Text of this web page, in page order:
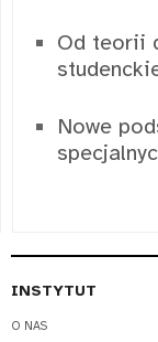
Od teorii
Nowe
INSTYTUT
O NAS